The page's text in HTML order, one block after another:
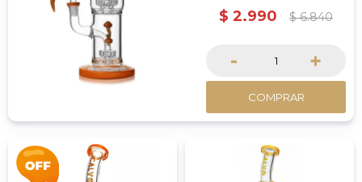
psicodélicos hechos a mano te
ofreceran una experiencia
$ 2.990 $ 6.840
- +
COMPRAR